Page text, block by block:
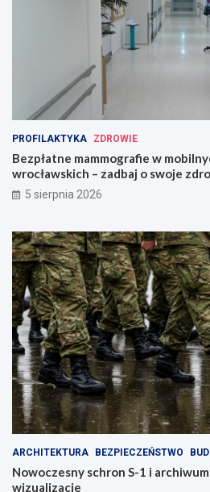
PROFILAKTYKA ZDROWIE
Bezpłatne mammografie w
wrocławskich – zadbaj o swoje
5 sierpnia 2026
ARCHITEKTURA BEZPIECZEŃSTWO
Nowoczesny schron S-1 i
wizualizacje